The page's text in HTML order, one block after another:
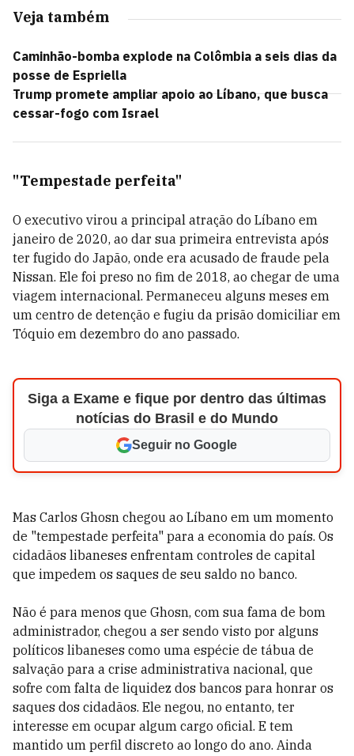
Veja também
Caminhão-bomba explode na Colômbia a seis dias da
posse de Espriella
Trump promete ampliar apoio ao Líbano, que busca
cessar-fogo com Israel
"Tempestade perfeita"
O executivo virou a principal atração do Líbano em
janeiro de 2020, ao dar sua primeira entrevista após
ter fugido do Japão, onde era acusado de fraude pela
Nissan. Ele foi preso no fim de 2018, ao chegar de uma
viagem internacional. Permaneceu alguns meses em
um centro de detenção e fugiu da prisão domiciliar em
Tóquio em dezembro do ano passado.
Siga a Exame e fique por dentro das últimas
notícias do Brasil e do Mundo
Seguir no Google
Mas Carlos Ghosn chegou ao Líbano em um momento
de "tempestade perfeita" para a economia do país. Os
cidadãos libaneses enfrentam controles de capital
que impedem os saques de seu saldo no banco.
Não é para menos que Ghosn, com sua fama de bom
administrador, chegou a ser sendo visto por alguns
políticos libaneses como uma espécie de tábua de
salvação para a crise administrativa nacional, que
sofre com falta de liquidez dos bancos para honrar os
saques dos cidadãos. Ele negou, no entanto, ter
interesse em ocupar algum cargo oficial. E tem
mantido um perfil discreto ao longo do ano. Ainda